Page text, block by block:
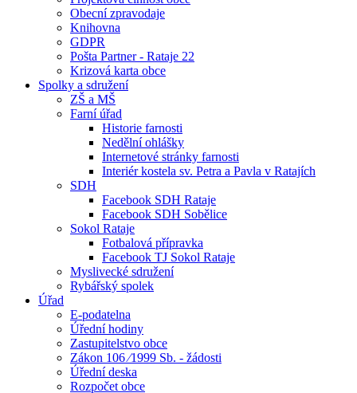
Obecní zpravodaje
Knihovna
GDPR
Pošta Partner - Rataje 22
Krizová karta obce
Spolky a sdružení
ZŠ a MŠ
Farní úřad
Historie farnosti
Nedělní ohlášky
Internetové stránky farnosti
Interiér kostela sv. Petra a Pavla v Ratajích
SDH
Facebook SDH Rataje
Facebook SDH Sobělice
Sokol Rataje
Fotbalová přípravka
Facebook TJ Sokol Rataje
Myslivecké sdružení
Rybářský spolek
Úřad
E-podatelna
Úřední hodiny
Zastupitelstvo obce
Zákon 106 ⁄1999 Sb. - žádosti
Úřední deska
Rozpočet obce